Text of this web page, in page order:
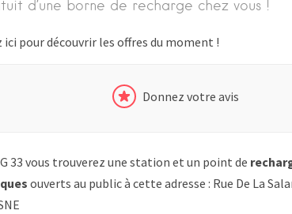
d’une borne de recharge chez vous !
ici pour découvrir les offres du moment !
Donnez votre avis
33 vous trouverez une station et un point de
ouverts au public à cette adresse : Rue De La